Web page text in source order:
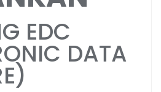
EDC
DATA